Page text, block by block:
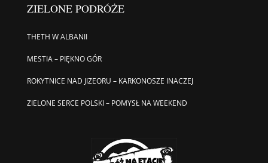
ZIELONE PODRÓŻE
THETH W ALBANII
MESTIA – PIĘKNO GÓR
ROKYTNICE NAD JIZEORU – KARKONOSZE INACZEJ
ZIELONE SERCE POLSKI – POMYSŁ NA WEEKEND